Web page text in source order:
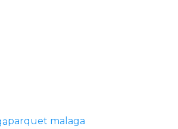
parquet malaga